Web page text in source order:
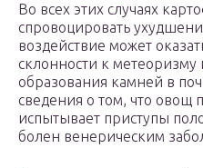
Во всех этих случаях
спровоцировать
воздействие может
склонности к метеоризму
образования камней в
сведения о том, что овощ
испытывает приступы
болен венерическим